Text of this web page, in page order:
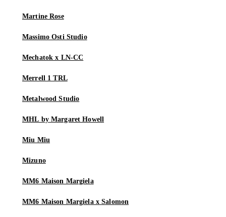
Martine Rose
Massimo Osti Studio
Mechatok x LN-CC
Merrell 1 TRL
Metalwood Studio
MHL by Margaret Howell
Miu Miu
Mizuno
MM6 Maison Margiela
MM6 Maison Margiela x Salomon